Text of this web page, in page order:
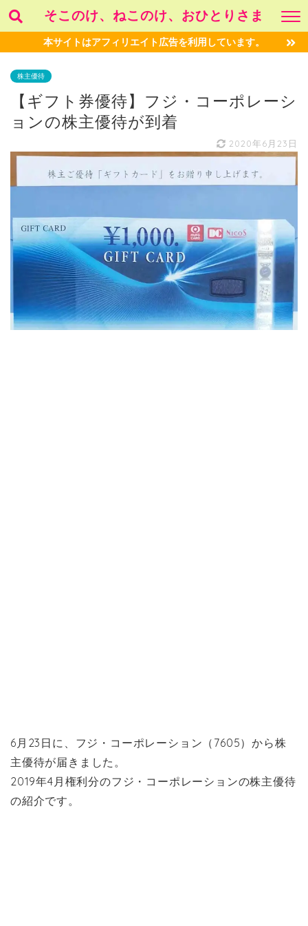
そこのけ、ねこのけ、おひとりさま
本サイトはアフィリエイト広告を利用しています。
株主優待
【ギフト券優待】フジ・コーポレーシ
ョンの株主優待が到着
2020年6月23日
6月23日に、フジ・コーポレーション（7605）から株
主優待が届きました。
2019年4月権利分のフジ・コーポレーションの株主優待
の紹介です。